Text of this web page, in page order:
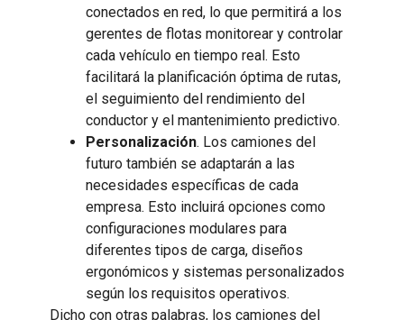
conectados en red, lo que permitirá a los
gerentes de flotas monitorear y controlar
cada vehículo en tiempo real. Esto
facilitará la planificación óptima de rutas,
el seguimiento del rendimiento del
conductor y el mantenimiento predictivo.
Personalización. Los camiones del
futuro también se adaptarán a las
necesidades específicas de cada
empresa. Esto incluirá opciones como
configuraciones modulares para
diferentes tipos de carga, diseños
ergonómicos y sistemas personalizados
según los requisitos operativos.
Dicho con otras palabras, los camiones del